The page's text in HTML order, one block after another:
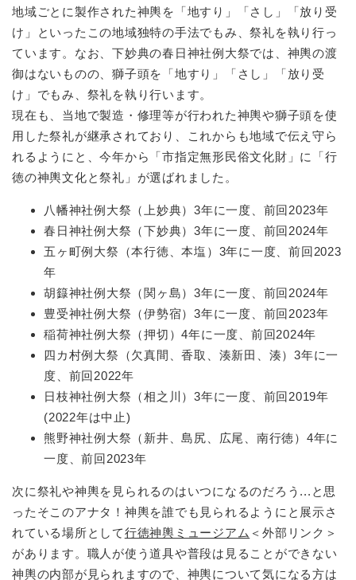
地域ごとに製作された神輿を「地すり」「さし」「放り受
け」といったこの地域独特の手法でもみ、祭礼を執り行っ
ています。なお、下妙典の春日神社例大祭では、神輿の渡
御はないものの、獅子頭を「地すり」「さし」「放り受
け」でもみ、祭礼を執り行います。
現在も、当地で製造・修理等が行われた神輿や獅子頭を使
用した祭礼が継承されており、これからも地域で伝え守ら
れるようにと、今年から「市指定無形民俗文化財」に「行
徳の神輿文化と祭礼」が選ばれました。
八幡神社例大祭（上妙典）3年に一度、前回2023年
春日神社例大祭（下妙典）3年に一度、前回2024年
五ヶ町例大祭（本行徳、本塩）3年に一度、前回2023
年
胡籙神社例大祭（関ヶ島）3年に一度、前回2024年
豊受神社例大祭（伊勢宿）3年に一度、前回2023年
稲荷神社例大祭（押切）4年に一度、前回2024年
四カ村例大祭（欠真間、香取、湊新田、湊）3年に一
度、前回2022年
日枝神社例大祭（相之川）3年に一度、前回2019年
(2022年は中止)
熊野神社例大祭（新井、島尻、広尾、南行徳）4年に
一度、前回2023年
次に祭礼や神輿を見られるのはいつになるのだろう...と思
ったそこのアナタ！神輿を誰でも見られるようにと展示さ
れている場所として行徳神輿ミュージアム ＜外部リンク＞
があります。職人が使う道具や普段は見ることができない
神輿の内部が見られますので、神輿について気になる方は